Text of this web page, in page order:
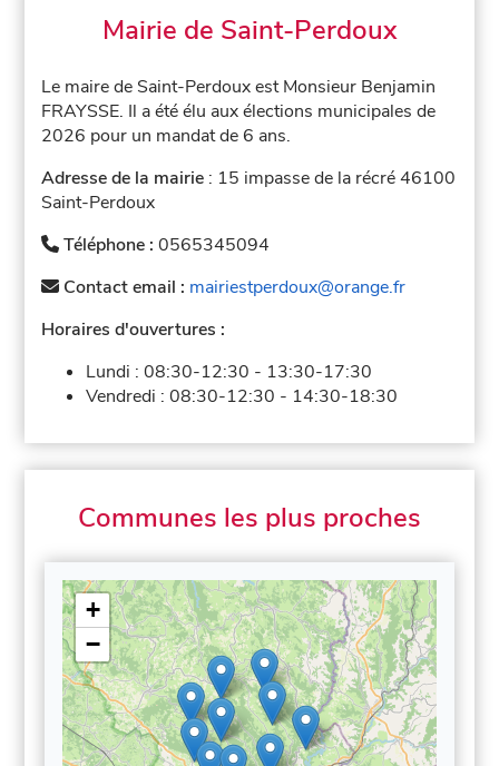
Mairie de Saint-Perdoux
Le maire de Saint-Perdoux est Monsieur Benjamin
FRAYSSE. Il a été élu aux élections municipales de
2026 pour un mandat de 6 ans.
Adresse de la mairie : 15 impasse de la récré 46100
Saint-Perdoux
Téléphone :0565345094
Contact email : mairiestperdoux@orange.fr
Horaires d'ouvertures :
Lundi :08:30-12:30 - 13:30-17:30
Vendredi :08:30-12:30 - 14:30-18:30
Communes les plus proches
+
−